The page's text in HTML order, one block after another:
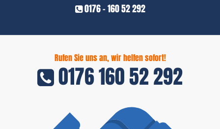
0176 - 160 52 292
Rufen Sie uns an, wir helfen sofort!
0176 160 52 292